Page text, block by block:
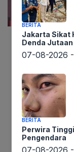
menyatakan
Ketua
seusai
BERITA
Jakarta Sikat
Denda Jutaan
07-08-2026 -
BERITA
Perwira
Pengendara